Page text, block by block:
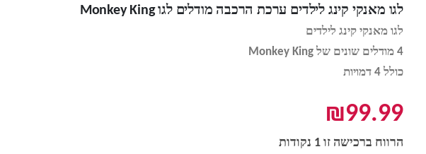
לגו מאנקי קינג לילדים ערכת הרכבה מודלים לגו Monkey King
לגו מאנקי קינג לילדים
4 מודלים שונים של Monkey King
כולל 4 דמויות
₪99.99
הרווח ברכישה זו 1 נקודות